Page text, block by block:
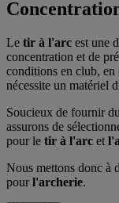
Le tir à l'arc est une
concentration et de
conditions en club, en
nécessite un matériel
Soucieux de fournir
assurons de
pour le tir à l'arc et
Nous mettons donc à
pourl'archerie.